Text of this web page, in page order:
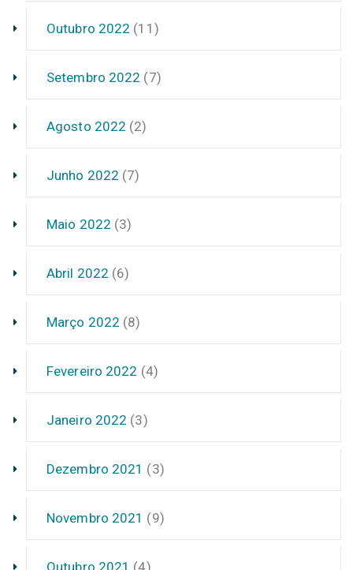
Outubro 2022 (11)
Setembro 2022 (7)
Agosto 2022 (2)
Junho 2022 (7)
Maio 2022 (3)
Abril 2022 (6)
Março 2022 (8)
Fevereiro 2022 (4)
Janeiro 2022 (3)
Dezembro 2021 (3)
Novembro 2021 (9)
Outubro 2021 (4)